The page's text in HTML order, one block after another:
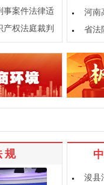
事案件法律适
产权法庭裁判
河南
省法
规
浚县